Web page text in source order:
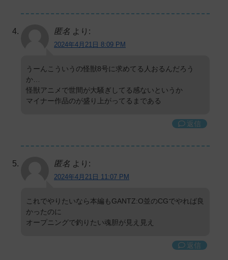
匿名 より:
2024年4月21日 8:09 PM
うーんこういうの怪獣8号に求めてる人おるんだろう
か…
怪獣アニメで世間が大騒ぎしてる感ないというか
マイナー作品のが盛り上がってるまである
返信
匿名 より:
2024年4月21日 11:07 PM
これでやりたいなら本編もGANTZ:O並のCGでやれば良
かったのに
オープニングで釣りたい魂胆が見え見え
返信